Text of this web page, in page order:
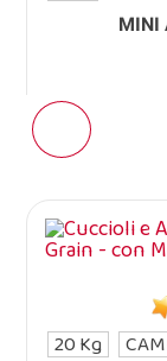
MINI
20 Kg